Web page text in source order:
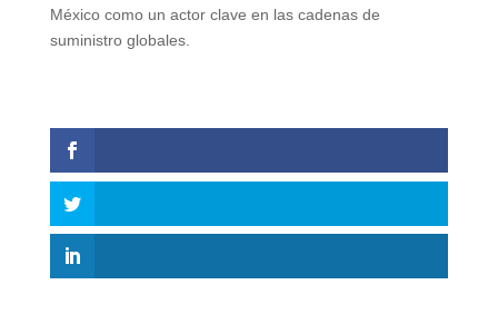
México como un actor clave en las cadenas de
suministro globales.